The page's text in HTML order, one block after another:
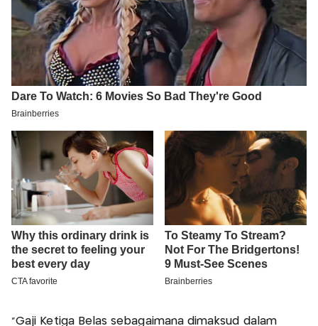
"Gaji Ketiga Belas sebagaimana dimaksud dalam